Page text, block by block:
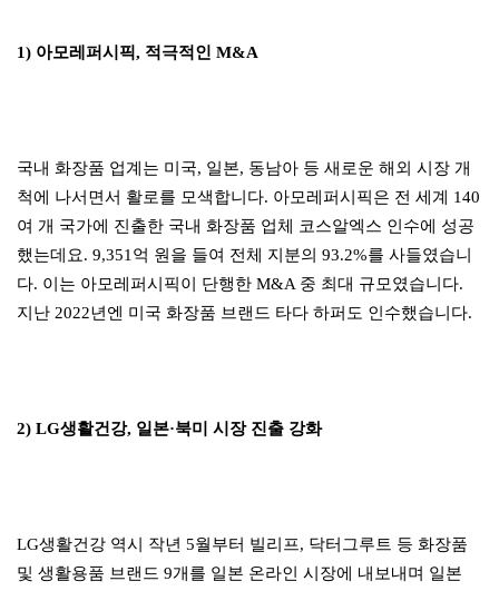
1) 아모레퍼시픽, 적극적인 M&A
국내 화장품 업계는 미국, 일본, 동남아 등 새로운 해외 시장 개
척에 나서면서 활로를 모색합니다. 아모레퍼시픽은 전 세계 140
여 개 국가에 진출한 국내 화장품 업체 코스알엑스 인수에 성공
했는데요. 9,351억 원을 들여 전체 지분의 93.2%를 사들였습니
다. 이는 아모레퍼시픽이 단행한 M&A 중 최대 규모였습니다.
지난 2022년엔 미국 화장품 브랜드 타다 하퍼도 인수했습니다.
2) LG생활건강, 일본·북미 시장 진출 강화
LG생활건강 역시 작년 5월부터 빌리프, 닥터그루트 등 화장품
및 생활용품 브랜드 9개를 일본 온라인 시장에 내보내며 일본